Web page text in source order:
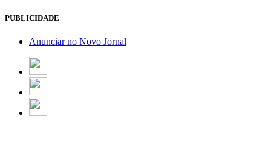
PUBLICIDADE
Anunciar no Novo Jornal